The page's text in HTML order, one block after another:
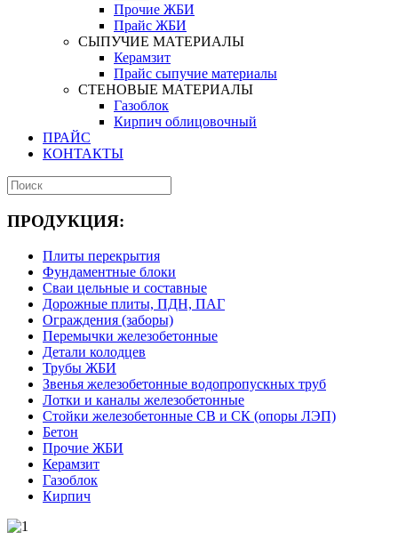
Прочие ЖБИ
Прайс ЖБИ
СЫПУЧИЕ МАТЕРИАЛЫ
Керамзит
Прайс сыпучие материалы
СТЕНОВЫЕ МАТЕРИАЛЫ
Газоблок
Кирпич облицовочный
ПРАЙС
КОНТАКТЫ
ПРОДУКЦИЯ:
Плиты перекрытия
Фундаментные блоки
Сваи цельные и составные
Дорожные плиты, ПДН, ПАГ
Ограждения (заборы)
Перемычки железобетонные
Детали колодцев
Трубы ЖБИ
Звенья железобетонные водопропускных труб
Лотки и каналы железобетонные
Стойки железобетонные СВ и СК (опоры ЛЭП)
Бетон
Прочие ЖБИ
Керамзит
Газоблок
Кирпич